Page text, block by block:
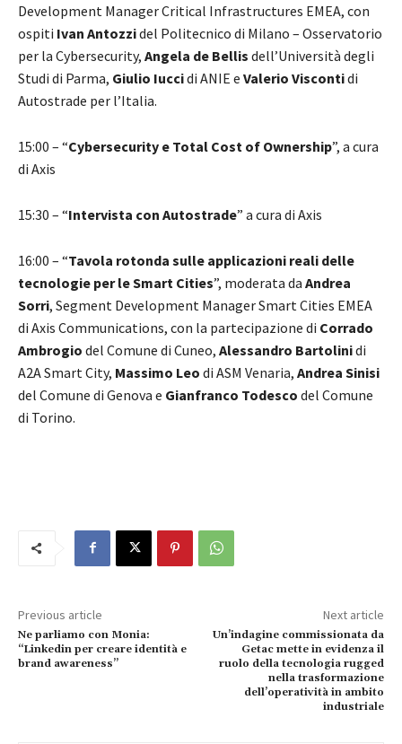
Development Manager Critical Infrastructures EMEA, con
ospiti Ivan Antozzidel Politecnico di Milano – Osservatorio
per la Cybersecurity, Angela de Bellis dell’Università degli
Studi di Parma, Giulio Iuccidi ANIE e Valerio Viscontidi
Autostrade per l’Italia.
15:00 – “Cybersecurity e Total Cost of Ownership”, a cura
di Axis
15:30 – “Intervista con Autostrade” a cura di Axis
16:00 – “Tavola rotonda sulle applicazioni reali delle
tecnologie per le Smart Cities”, moderata da Andrea
Sorri, Segment Development Manager Smart Cities EMEA
di Axis Communications, con la partecipazione di Corrado
Ambrogio del Comune di Cuneo, Alessandro Bartolinidi
A2A Smart City, Massimo Leo di ASM Venaria, Andrea Sinisi
del Comune di Genova e Gianfranco Todesco del Comune
di Torino.
Previous article
Ne parliamo con Monia:
“Linkedin per creare identità e
brand awareness”
Next article
Un’indagine commissionata da
Getac mette in evidenza il
ruolo della tecnologia rugged
nella trasformazione
dell’operatività in ambito
industriale